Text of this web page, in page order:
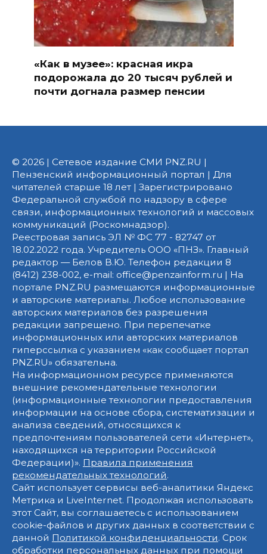
«Как в музее»: красная икра
подорожала до 20 тысяч рублей и
почти догнала размер пенсии
© 2026 | Сетевое издание СМИ PNZ.RU |
Пензенский информационный портал | Для
читателей старше 18 лет | Зарегистрировано
Федеральной службой по надзору в сфере
связи, информационных технологий и массовых
коммуникаций (Роскомнадзор).
Реестровая запись ЭЛ № ФС 77 - 82747 от
18.02.2022 года. Учредитель ООО «ПНЗ». Главный
редактор — Белов В.Ю. Телефон редакции 8
(8412) 238-002, e-mail: office@penzainform.ru | На
портале PNZ.RU размещаются информационные
и авторские материалы. Любое использование
авторских материалов без разрешения
редакции запрещено. При перепечатке
информационных или авторских материалов
гиперссылка с указанием «как сообщает портал
PNZ.RU» обязательна.
На информационном ресурсе применяются
внешние рекомендательные технологии
(информационные технологии предоставления
информации на основе сбора, систематизации и
анализа сведений, относящихся к
предпочтениям пользователей сети «Интернет»,
находящихся на территории Российской
Федерации)». Правила применения
рекомендательных технологий.
Сайт использует сервисы веб-аналитики Яндекс
Метрика и LiveInternet. Продолжая использовать
этот Сайт, вы соглашаетесь с использованием
cookie-файлов и других данных в соответствии с
данной Политикой конфиденциальности. Срок
обработки персональных данных при помощи